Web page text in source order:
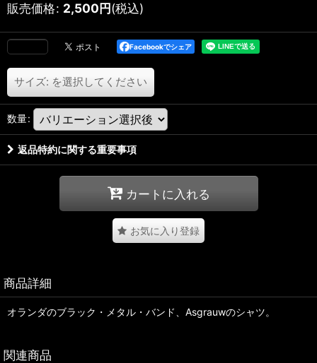
販売価格: 2,500円(税込)
Facebookでシェア
サイズ: を選択してください
数量:
返品特約に関する重要事項
カートに入れる
お気に入り登録
商品詳細
オランダのブラック・メタル・バンド、Asgrauwのシャツ。
関連商品